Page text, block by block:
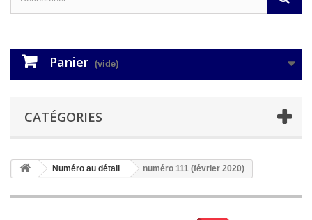
Panier (vide)
CATÉGORIES
Numéro au détail numéro 111 (février 2020)